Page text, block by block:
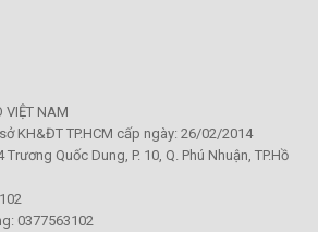
VIỆT NAM
KH&ĐT TP.HCM cấp ngày: 26/02/2014
Quốc Dung, P. 10, Q. Phú Nhuận, TP.Hồ
0377563102